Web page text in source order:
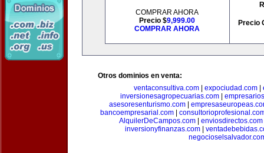
COMPRAR AHORA
Precio $9,999.00
COMPRAR AHORA
Precio
Otros dominios en venta:
ventaconsultiva.com
expociudad.com
inversionesagropecuarias.com
asesoresenturismo.com|
bancoempresarial.com
AlquilerDeCampos.com
enviosdirectos.com
inversionyfinanzas.com|